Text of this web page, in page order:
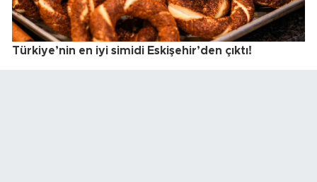
Türkiye’nin en iyi simidi Eskişehir’den çıktı!